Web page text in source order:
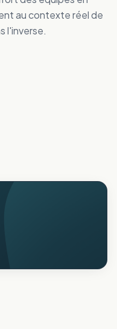
au contexte réel de
l'inverse.